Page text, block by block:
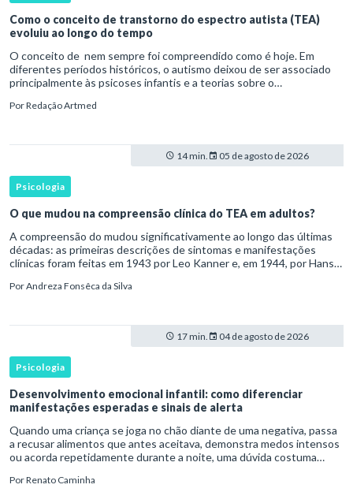
Como o conceito de transtorno do espectro autista (TEA)
evoluiu ao longo do tempo
O conceito de nem sempre foi compreendido como é hoje. Em
diferentes períodos históricos, o autismo deixou de ser associado
principalmente às psicoses infantis e a teorias sobre o
transtorno do des
PorRedação Artmed
14 min. 05 de agosto de 2026
Psicologia
O que mudou na compreensão clínica do TEA em adultos?
A compreensão do mudou significativamente ao longo das últimas
décadas: as primeiras descrições de sintomas e manifestações
clínicas foram feitas em 1943 por Leo Kanner e, em 1944, por Hans
PorAndreza Fonsêca da Silva
17 min. 04 de agosto de 2026
Psicologia
Desenvolvimento emocional infantil: como diferenciar
manifestações esperadas e sinais de alerta
Quando uma criança se joga no chão diante de uma negativa, passa
a recusar alimentos que antes aceitava, demonstra medos intensos
ou acorda repetidamente durante a noite, uma dúvida costuma
PorRenato Caminha